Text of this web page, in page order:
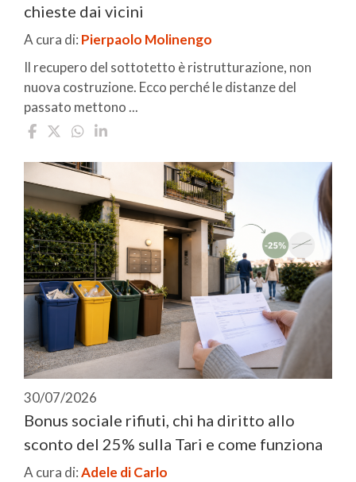
chieste dai vicini
A cura di: Pierpaolo Molinengo
Il recupero del sottotetto è ristrutturazione, non
nuova costruzione. Ecco perché le distanze del
passato mettono ...
30/07/2026
Bonus sociale rifiuti, chi ha diritto allo
sconto del 25% sulla Tari e come funziona
A cura di:Adele di Carlo